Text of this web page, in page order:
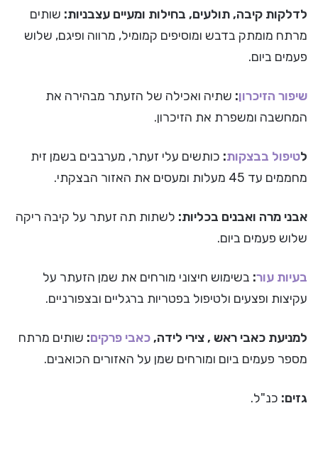
לדלקות קיבה, תולעים, בחילות ומעיים עצבניות: שותים
מרתח מומתק בדבש ומוסיפים קמומיל, מרווה ופיגם, שלוש
פעמים ביום.
שיפור הזיכרון: שתיה ואכילה של הזעתר מבהירה את
המחשבה ומשפרת את הזיכרון.
לטיפול בבצקות: כותשים עלי זעתר, מערבבים בשמן זית
מחממים עד 45 מעלות ומעסים את האזור הבצקתי.
אבני מרה ואבנים בכליות: לשתות תה זעתר על קיבה ריקה
שלוש פעמים ביום.
בעיות עור: בשימוש חיצוני מורחים את שמן הזעתר על
עקיצות ופצעים ולטיפול בפטריות ברגליים ובצפורניים.
למניעת כאבי ראש , צירי לידה,כאבי פרקים: שותים מרתח
מספר פעמים ביום ומורחים שמן על האזורים הכואבים.
גזים: כנ"ל.